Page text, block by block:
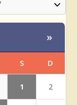
»
S D
1 2